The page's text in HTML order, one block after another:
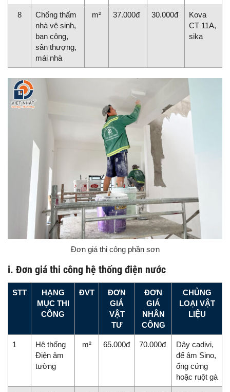
8
Chống thấm
nhà vệ sinh,
ban công,
sân thượng,
mái nhà
m² 37.000đ 30.000đ
Kova
CT 11A,
sika
Đơn giá thi công phần sơn
i. Đơn giá thi công hệ thống điện nước
STT
HẠNG
MỤC THI
CÔNG
ĐVT
ĐƠN
GIÁ
VẬT
TƯ
ĐƠN
GIÁ
NHÂN
CÔNG
CHỦNG
LOẠI VẬT
LIỆU
1
Hệ thống
Điện âm
tường
m² 65.000đ 70.000đ
Dây cadivi,
đế âm Sino,
ống cứng
hoặc ruột gà